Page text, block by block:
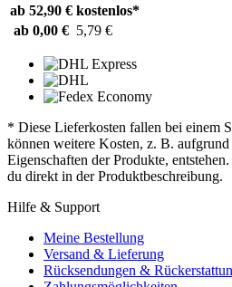
ab 52,90 € kostenlos*
ab 0,00 € 5,79 €
* Diese Lieferkosten fallen bei einem
können weitere Kosten, z. B.
Eigenschaften der Produkte,
du direkt in der Produktbeschreibung.
Hilfe & Support
Meine Bestellung
Versand & Lieferung
Rücksendungen &